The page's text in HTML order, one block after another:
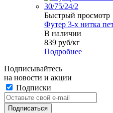
Быстрый просмотр
Футер 3-х нитка
В наличии
839 руб/кг
Подробнее
Подписывайтесь
на новости и акции
Подписки